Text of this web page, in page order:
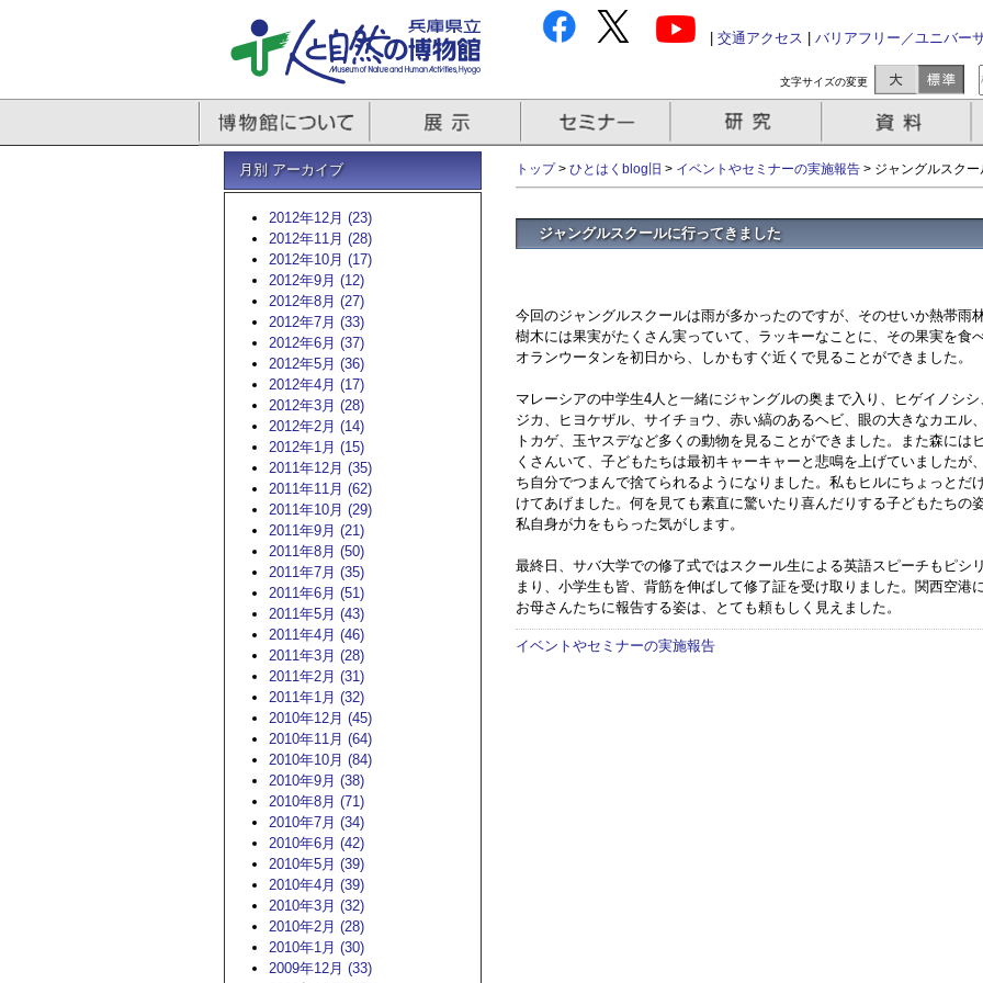
交通アクセス バリアフリー／ユニバー
文字サイズの変更
月別 アーカイブ
2012年12月 (23)
2012年11月 (28)
2012年10月 (17)
2012年9月 (12)
2012年8月 (27)
2012年7月 (33)
2012年6月 (37)
2012年5月 (36)
2012年4月 (17)
2012年3月 (28)
2012年2月 (14)
2012年1月 (15)
2011年12月 (35)
2011年11月 (62)
2011年10月 (29)
2011年9月 (21)
2011年8月 (50)
2011年7月 (35)
2011年6月 (51)
2011年5月 (43)
2011年4月 (46)
2011年3月 (28)
2011年2月 (31)
2011年1月 (32)
2010年12月 (45)
2010年11月 (64)
2010年10月 (84)
2010年9月 (38)
2010年8月 (71)
2010年7月 (34)
2010年6月 (42)
2010年5月 (39)
2010年4月 (39)
2010年3月 (32)
2010年2月 (28)
2010年1月 (30)
2009年12月 (33)
トップ> ひとはくblog旧 > イベントやセミナーの実施報告 > ジャングルスク
ジャングルスクールに行ってきました
今回のジャングルスクールは雨が多かったのですが、そのせいか熱帯雨
樹木には果実がたくさん実っていて、ラッキーなことに、その果実を食
オランウータンを初日から、しかもすぐ近くで見ることができました。
マレーシアの中学生4人と一緒にジャングルの奥まで入り、ヒゲイノシシ
ジカ、ヒヨケザル、サイチョウ、赤い縞のあるヘビ、眼の大きなカエル
トカゲ、玉ヤスデなど多くの動物を見ることができました。また森には
くさんいて、子どもたちは最初キャーキャーと悲鳴を上げていましたが
ち自分でつまんで捨てられるようになりました。私もヒルにちょっとだ
けてあげました。何を見ても素直に驚いたり喜んだりする子どもたちの姿
私自身が力をもらった気がします。
最終日、サバ大学での修了式ではスクール生による英語スピーチもピシ
まり、小学生も皆、背筋を伸ばして修了証を受け取りました。関西空港
お母さんたちに報告する姿は、とても頼もしく見えました。
イベントやセミナーの実施報告